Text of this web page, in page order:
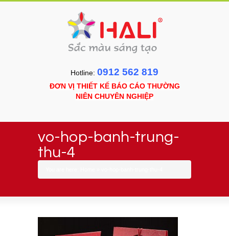
Hotline: 0912 562 819
ĐƠN VỊ THIẾT KẾ BÁO CÁO THƯỜNG
NIÊN CHUYÊN NGHIỆP
vo-hop-banh-trung-
thu-4